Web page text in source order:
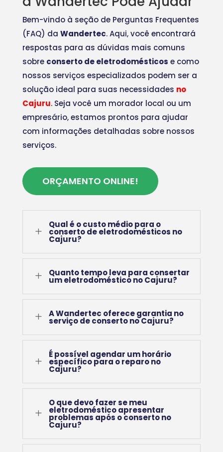
Bem-vindo à seção de Perguntas Frequentes
(FAQ) da Wandertec. Aqui, você encontrará
respostas para as dúvidas mais comuns
sobre conserto de eletrodomésticos e como
nossos serviços especializados podem ser a
solução ideal para suas necessidades no
Cajuru. Seja você um morador local ou um
empresário, estamos prontos para ajudar
com informações detalhadas sobre nossos
serviços.
ORÇAMENTO ONLINE!
L
Qual é o custo médio para o
conserto de eletrodomésticos no
Cajuru?
L Quanto tempo leva para consertar
um eletrodoméstico no Cajuru?
L A Wandertec oferece garantia no
serviço de conserto no Cajuru?
L
É possível agendar um horário
específico para o reparo no
Cajuru?
L
O que devo fazer se meu
eletrodoméstico apresentar
problemas após o conserto no
Cajuru?